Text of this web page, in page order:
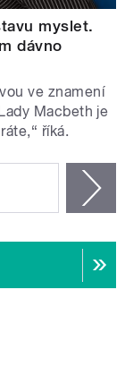
myslet.
dávno
ve znamení
Macbeth je
říká.